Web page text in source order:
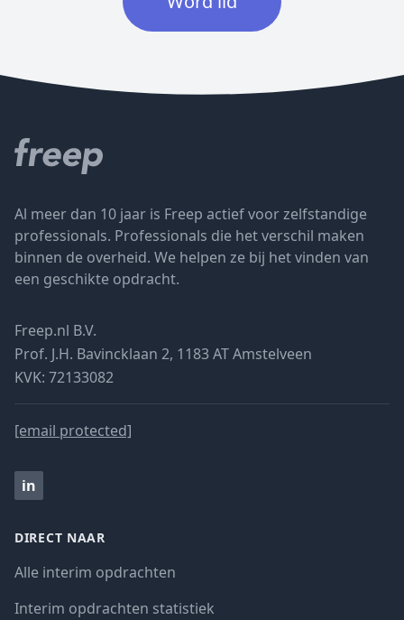
Al meer dan 10 jaar is Freep actief voor zelfstandige
professionals. Professionals die het verschil maken
binnen de overheid. We helpen ze bij het vinden van
een geschikte opdracht.
Freep.nl B.V.
Prof. J.H. Bavincklaan 2, 1183 AT Amstelveen
KVK: 72133082
[email protected]
in
DIRECT NAAR
Alle interim opdrachten
Interim opdrachten statistiek